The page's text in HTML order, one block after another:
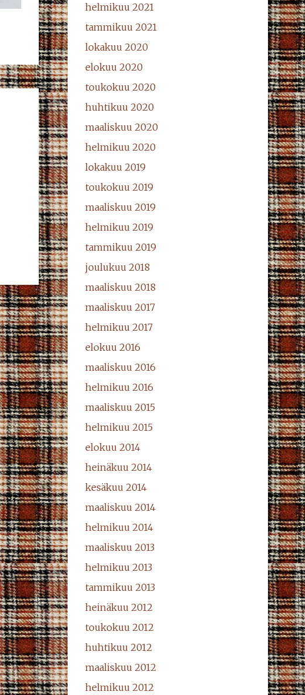
helmikuu 2021
tammikuu 2021
lokakuu 2020
elokuu 2020
toukokuu 2020
huhtikuu 2020
maaliskuu 2020
helmikuu 2020
lokakuu 2019
toukokuu 2019
maaliskuu 2019
helmikuu 2019
tammikuu 2019
joulukuu 2018
maaliskuu 2018
maaliskuu 2017
helmikuu 2017
elokuu 2016
maaliskuu 2016
helmikuu 2016
maaliskuu 2015
helmikuu 2015
elokuu 2014
heinäkuu 2014
kesäkuu 2014
maaliskuu 2014
helmikuu 2014
maaliskuu 2013
helmikuu 2013
tammikuu 2013
heinäkuu 2012
toukokuu 2012
huhtikuu 2012
maaliskuu 2012
helmikuu 2012